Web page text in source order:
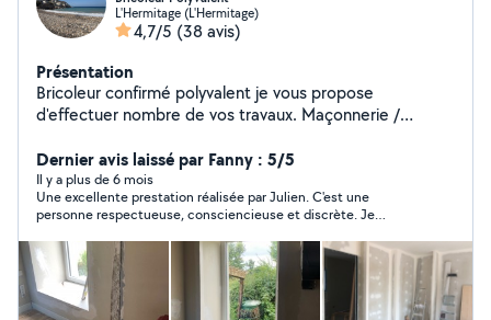
L'Hermitage (L'Hermitage)
4,7/5 (38 avis)
Présentation
Bricoleur confirmé polyvalent je vous propose
d'effectuer nombre de vos travaux. Maçonnerie /
Faïence / Démolition / Démontage / Charpente /
Terrasse / Espace Vert. Soigneux, réactif et efficace, je
reste à votre disposition si besoin. Julien
Dernier avis laissé par Fanny : 5/5
Il y a plus de 6 mois
Une excellente prestation réalisée par Julien. C'est une
personne respectueuse, consciencieuse et discrète. Je